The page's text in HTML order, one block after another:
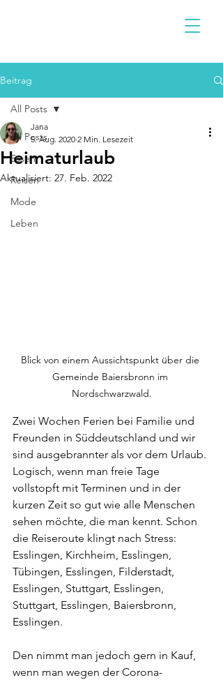
Beitrag
All Posts
Essen
Reisen
Mode
Leben
All Posts
Heimaturlaub
Jana
5. Aug. 2020 2 Min. Lesezeit
Aktualisiert: 27. Feb. 2022
Blick von einem Aussichtspunkt über die
Gemeinde Baiersbronn im
Nordschwarzwald.
Zwei Wochen Ferien bei Familie und
Freunden in Süddeutschland und wir
sind ausgebrannter als vor dem Urlaub.
Logisch, wenn man freie Tage
vollstopft mit Terminen und in der
kurzen Zeit so gut wie alle Menschen
sehen möchte, die man kennt. Schon
die Reiseroute klingt nach Stress:
Esslingen, Kirchheim, Esslingen,
Tübingen, Esslingen, Filderstadt,
Esslingen, Stuttgart, Esslingen,
Stuttgart, Esslingen, Baiersbronn,
Esslingen.
Den nimmt man jedoch gern in Kauf,
wenn man wegen der Corona-